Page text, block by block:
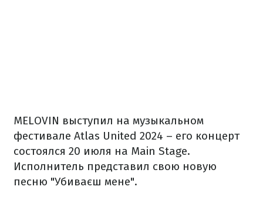
MELOVIN выступил на музыкальном
фестивале Atlas United 2024 – его концерт
состоялся 20 июля на Main Stage.
Исполнитель представил свою новую
песню "Убиваєш мене".